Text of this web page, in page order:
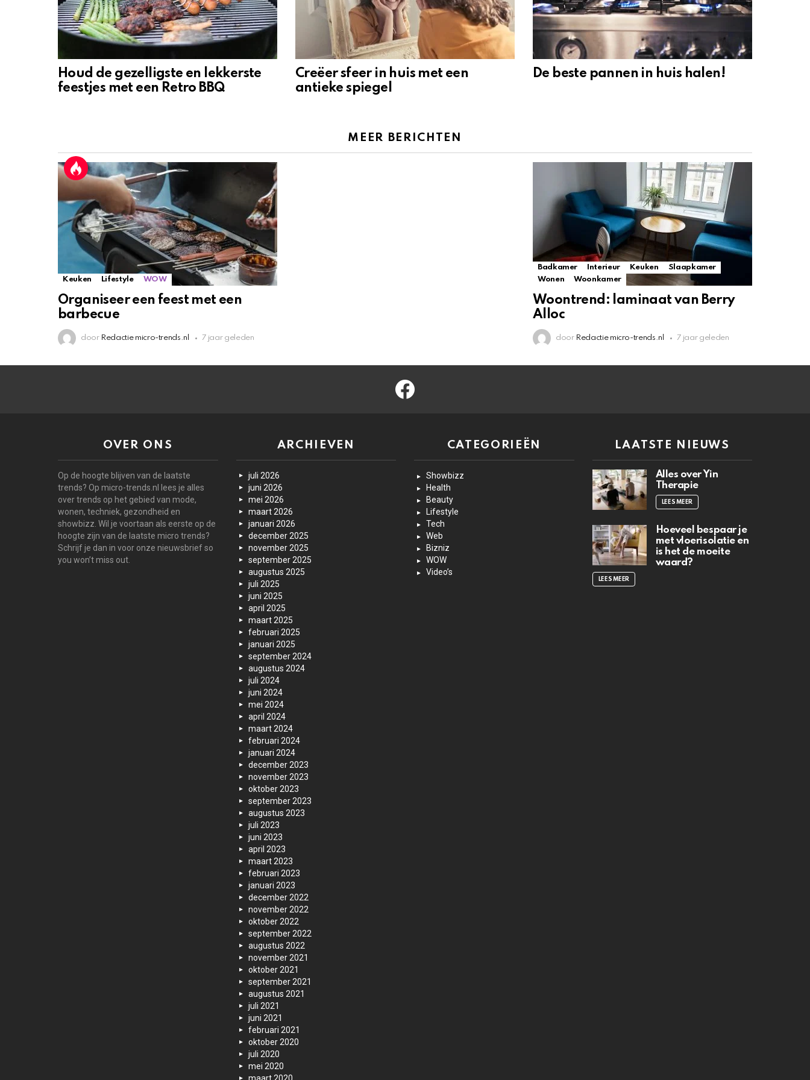
Houd de gezelligste en lekkerste
feestjes met een Retro BBQ
Creëer sfeer in huis met een
antieke spiegel
De beste pannen in huis halen!
MEER BERICHTEN
Keuken Lifestyle WOW
Organiseer een feest met een
barbecue
door Redactie micro-trends.nl 7 jaar geleden
Badkamer Interieur Keuken
Slaapkamer
Wonen
Woonkamer
Woontrend: laminaat van Berry
Alloc
door Redactie micro-trends.nl 7 jaar geleden
facebook
OVER ONS
Op de hoogte blijven van de laatste
trends? Op micro-trends.nl lees je alles
over trends op het gebied van mode,
wonen, techniek, gezondheid en
showbizz. Wil je voortaan als eerste op de
hoogte zijn van de laatste micro trends?
Schrijf je dan in voor onze nieuwsbrief so
you won’t miss out.
ARCHIEVEN
juli 2026
juni 2026
mei 2026
maart 2026
januari 2026
december 2025
november 2025
september 2025
augustus 2025
juli 2025
juni 2025
april 2025
maart 2025
februari 2025
januari 2025
september 2024
augustus 2024
juli 2024
juni 2024
mei 2024
april 2024
maart 2024
februari 2024
januari 2024
december 2023
november 2023
oktober 2023
september 2023
augustus 2023
juli 2023
juni 2023
april 2023
maart 2023
februari 2023
januari 2023
december 2022
november 2022
oktober 2022
september 2022
augustus 2022
november 2021
oktober 2021
september 2021
augustus 2021
juli 2021
juni 2021
februari 2021
oktober 2020
juli 2020
mei 2020
CATEGORIEËN
Showbizz
Health
Beauty
Lifestyle
Tech
Web
Bizniz
WOW
Video’s
LAATSTE NIEUWS
Alles over Yin
Therapie
LEES MEER
Hoeveel bespaar je
met vloerisolatie en
is het de moeite
waard?
LEES MEER